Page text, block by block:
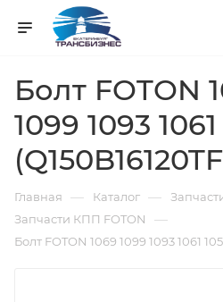
Болт FOTON
1099 1093 1061
Главная — Каталог —
Запчасти КПП FOTON —
Болт FOTON 1069 1099 1093 1061